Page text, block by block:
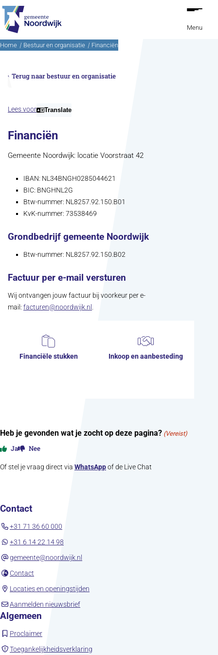
Ga naar de inhoud
Menu
Home Bestuur en organisatie Financiën
Terug naar bestuur en organisatie
Lees voor Translate
Financiën
Gemeente Noordwijk: locatie Voorstraat 42
IBAN: NL34BNGH0285044621
BIC: BNGHNL2G
Btw-nummer: NL8257.92.150.B01
KvK-nummer: 73538469
Grondbedrijf gemeente Noordwijk
Btw-nummer: NL8257.92.150.B02
Factuur per e-mail versturen
Wij ontvangen jouw factuur bij voorkeur per e-
mail: facturen@noordwijk.nl
Financiële stukken Inkoop en aanbesteding
Heb je gevonden wat je zocht op deze pagina? (Vereist)
Ja Nee
Of stel je vraag direct via WhatsAppof de Live Chat
Contact
+31 71 36 60 000
+31 6 14 22 14 98
gemeente@noordwijk.nl
Contact
Locaties en openingstijden
Aanmelden nieuwsbrief(opent in nieuw tabblad)
Algemeen
Proclaimer(opent in nieuw tabblad)
Toegankelijkheidsverklaring